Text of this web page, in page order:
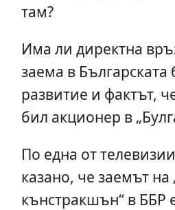
там?
Има ли директна
заема в Българската
развитие и фактът,
бил акционер в
По една от
казано, че заемът на
кънстракшън“ в ББР